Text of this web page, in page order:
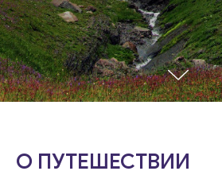
О ПУТЕШЕСТВИИ